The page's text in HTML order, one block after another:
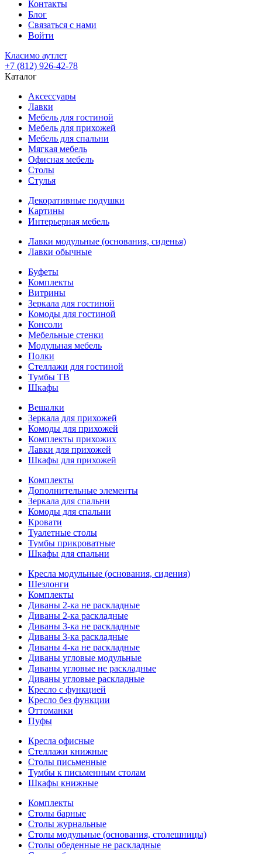
Контакты
Блог
Связаться с нами
Войти
Класимо аутлет
+7 (812) 926-42-78
Каталог
Аксессуары
Лавки
Мебель для гостиной
Мебель для прихожей
Мебель для спальни
Мягкая мебель
Офисная мебель
Столы
Стулья
Декоративные подушки
Картины
Интерьерная мебель
Лавки модульные (основания, сиденья)
Лавки обычные
Буфеты
Комплекты
Витрины
Зеркала для гостиной
Комоды для гостиной
Консоли
Мебельные стенки
Модульная мебель
Полки
Стеллажи для гостиной
Тумбы ТВ
Шкафы
Вешалки
Зеркала для прихожей
Комоды для прихожей
Комплекты прихожих
Лавки для прихожей
Шкафы для прихожей
Комплекты
Дополнительные элементы
Зеркала для спальни
Комоды для спальни
Кровати
Туалетные столы
Тумбы прикроватные
Шкафы для спальни
Кресла модульные (основания, сидения)
Шезлонги
Комплекты
Диваны 2-ка не раскладные
Диваны 2-ка раскладные
Диваны 3-ка не раскладные
Диваны 3-ка раскладные
Диваны 4-ка не раскладные
Диваны угловые модульные
Диваны угловые не раскладные
Диваны угловые раскладные
Кресло с функцией
Кресло без функции
Оттоманки
Пуфы
Кресла офисные
Стеллажи книжные
Столы письменные
Тумбы к письменным столам
Шкафы книжные
Комплекты
Столы барные
Столы журнальные
Столы модульные (основания, столешницы)
Столы обеденные не раскладные